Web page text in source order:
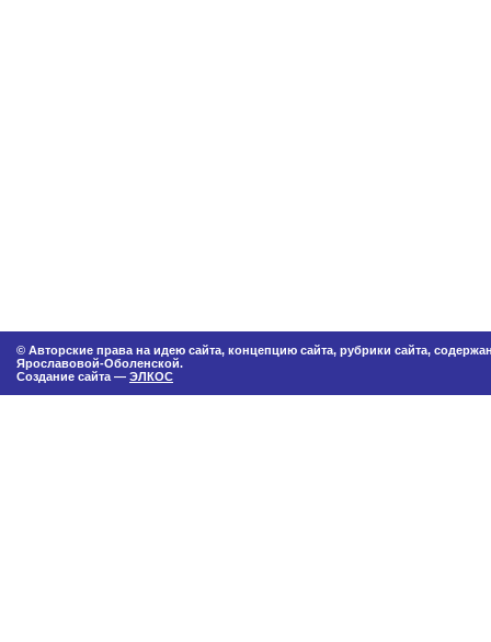
© Авторские права на идею сайта, концепцию сайта, рубрики сайта,
Ярославовой-Оболенской.
Создание сайта — ЭЛКОС